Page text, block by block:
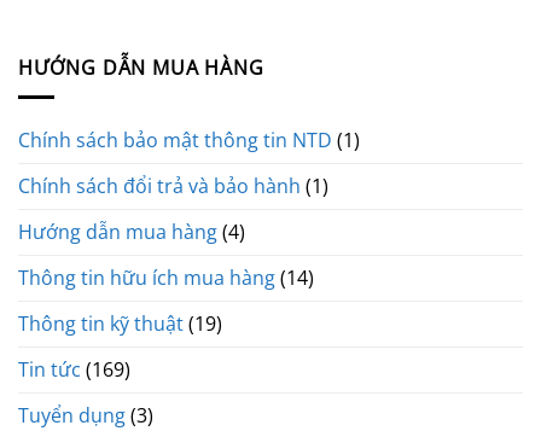
HƯỚNG DẪN MUA HÀNG
Chính sách bảo mật thông tin NTD (1)
Chính sách đổi trả và bảo hành (1)
Hướng dẫn mua hàng(4)
Thông tin hữu ích mua hàng(14)
Thông tin kỹ thuật(19)
Tin tức (169)
Tuyển dụng(3)